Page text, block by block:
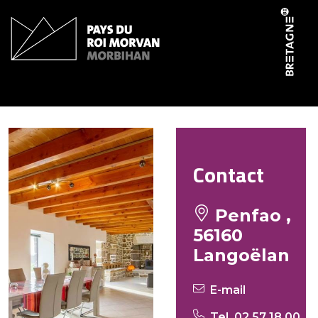
Contact
Penfao ,
56160
Langoëlan
E-mail